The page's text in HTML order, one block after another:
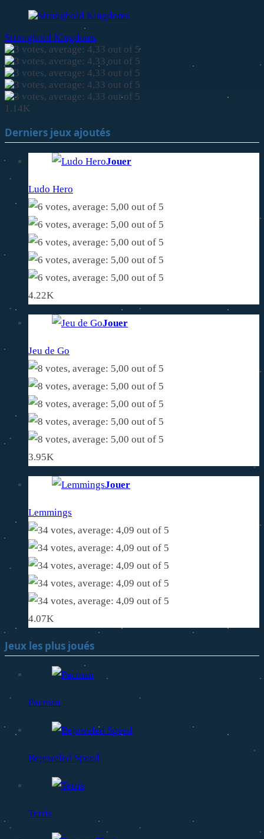
Stronghold Kingdoms
1.14K
Derniers jeux ajoutés
Jouer
Ludo Hero
4.22K
Jouer
Jeu de Go
3.95K
Jouer
Lemmings
4.07K
Jeux les plus joués
Pacman
Bejeweled Speed
Tetris